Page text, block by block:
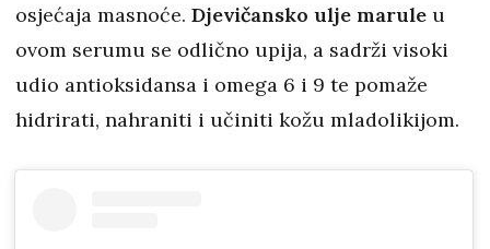
osjećaja masnoće. Djevičansko ulje marule u
ovom serumu se odlično upija, a sadrži visoki
udio antioksidansa i omega 6 i 9 te pomaže
hidrirati, nahraniti i učiniti kožu mladolikijom.